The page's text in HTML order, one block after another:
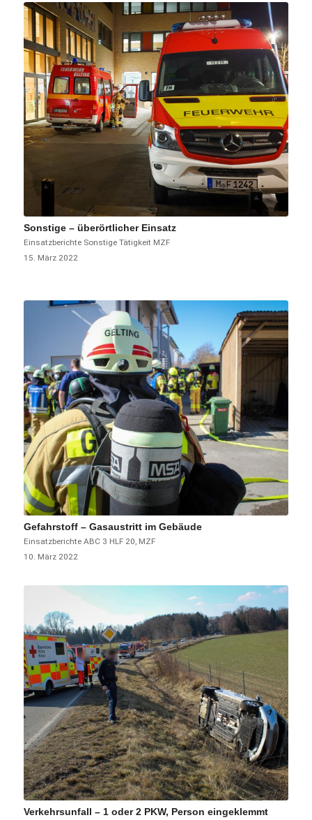
Sonstige – überörtlicher Einsatz
Einsatzberichte Sonstige Tätigkeit MZF
15. März 2022
Gefahrstoff – Gasaustritt im Gebäude
Einsatzberichte ABC 3 HLF 20, MZF
10. März 2022
Verkehrsunfall – 1 oder 2 PKW, Person eingeklemmt